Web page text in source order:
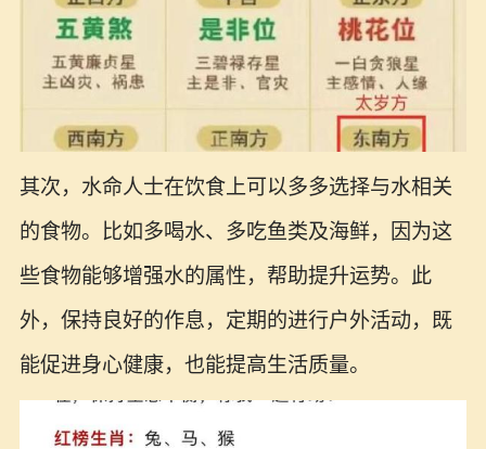
其次，水命人士在饮食上可以多多选择与水相关
的食物。比如多喝水、多吃鱼类及海鲜，因为这
些食物能够增强水的属性，帮助提升运势。此
外，保持良好的作息，定期的进行户外活动，既
能促进身心健康，也能提高生活质量。